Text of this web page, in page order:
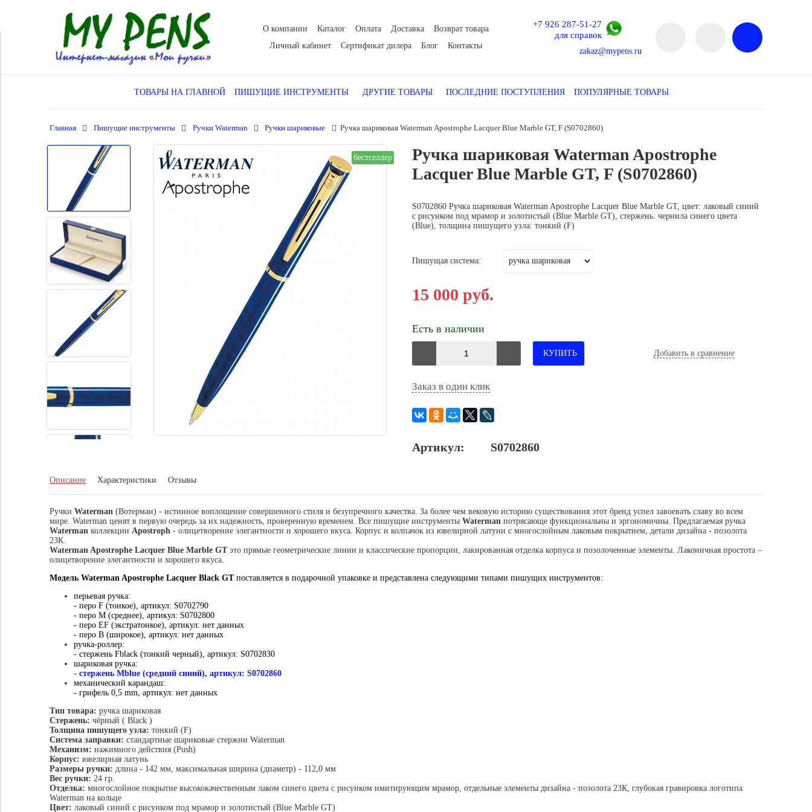
О компании Каталог Оплата Доставка
Возврат товара
Личный кабинет
Сертификат дилера Блог Контакты
+7 926 287-51-27
для справок
zakaz@mypens.ru
ТОВАРЫ НА ГЛАВНОЙ ПИШУЩИЕ ИНСТРУМЕНТЫ ДРУГИЕ ТОВАРЫ ПОСЛЕДНИЕ ПОСТУПЛЕНИЯ ПОПУЛЯРНЫЕ ТОВАРЫ
Главная Пишущие инструменты Ручки Waterman Ручки шариковые Ручка шариковая Waterman Apostrophe Lacquer Blue Marble GT, F (S0702860)
бестселлер бестселлер
Ручка шариковая Waterman Apostrophe
Lacquer Blue Marble GT, F (S0702860)
S0702860 Ручка шариковая Waterman Apostrophe Lacquer Blue Marble GT, цвет: лаковый синий
с рисунком под мрамор и золотистый (Blue Marble GT) стержень: чернила синего цвета
(Blue), толщина пишущего узла: тонкий (F)
Пишущая система:
15 000 руб.
Есть в наличии
КУПИТЬ Добавить в сравнение
Заказ в один клик
Артикул: S0702860
Описание Характеристики Отзывы
Ручки Waterman (Вотерман) - истинное воплощение совершенного стиля и безупречного качества. За более чем вековую историю существования этот бренд успел завоевать славу во всем
мире. Waterman ценят в первую очередь за их надежность, проверенную временем. Все пишущие инструменты Waterman потрясающе функциональны и эргономичны. Предлагаемая ручка
Waterman коллекции Apostroph - олицетворение элегантности и хорошего вкуса. Корпус и колпачок из ювелирной латуни с многослойным лаковым покрытием, детали дизайна - позолота
23К.
Waterman Apostrophe Lacquer Blue Marble GT это прямые геометрические линии и классические пропорции, лакированная отделка корпуса и позолоченные элементы. Лаконичная простота –
олицетворение элегантности и хорошего вкуса.
Модель Waterman Apostrophe Lacquer Black GT поставляется в подарочной упаковке и представлена следующими типами пишущих инструментов:
перьевая ручка:
- перо F (тонкое), артикул: S0702790
- перо M (среднее), артикул: S0702800
- перо EF (экстратонкое), артикул: нет данных
- перо B (широкое), артикул: нет данных
ручка-роллер:
- стержень Fblack (тонкий черный), артикул: S0702830
шариковая ручка:
- стержень Mblue (средний синий), артикул: S0702860
механический карандаш:
- грифель 0,5 mm, артикул: нет данных
Тип товара: ручка шариковая
Стержень: чёрный ( Black )
Толщина пишущего узла: тонкий (F)
Система заправки: стандартные шариковые стержни Waterman
Механизм: нажимного действия (Push)
Корпус: ювелирная латунь
Размеры ручки: длина - 142 мм, максимальная ширина (диаметр) - 112,0 мм
Вес ручки: 24 гр.
Отделка: многослойное покрытие высококачественным лаком синего цвета с рисунком имитирующим мрамор, отдельные элементы дизайна - позолота 23К, глубокая гравировка логотипа
Waterman на кольце
Цвет: лаковый синий с рисунком под мрамор и золотистый (Blue Marble GT)